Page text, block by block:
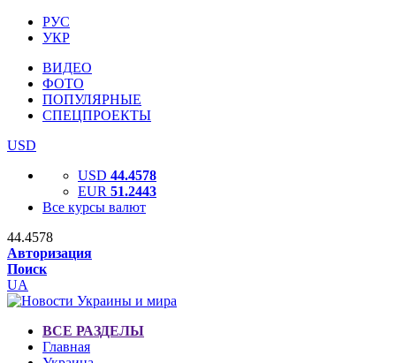
РУС
УКР
ВИДЕО
ФОТО
ПОПУЛЯРНЫЕ
СПЕЦПРОЕКТЫ
USD
USD 44.4578
EUR 51.2443
Все курсы валют
44.4578
Авторизация
Поиск
UA
ВСЕ РАЗДЕЛЫ
Главная